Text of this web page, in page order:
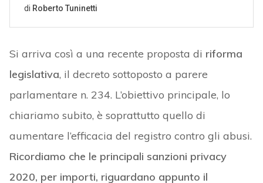
Si arriva così a una recente proposta di riforma
legislativa, il decreto sottoposto a parere
parlamentare n. 234. L’obiettivo principale, lo
chiariamo subito, è soprattutto quello di
aumentare l’efficacia del registro contro gli abusi.
Ricordiamo che le principali sanzioni privacy
2020, per importi, riguardano appunto il